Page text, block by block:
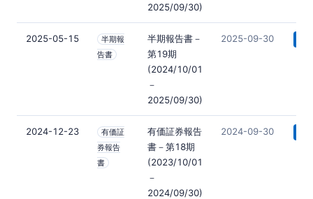
2025/09/30)
2025-05-15
半期報
告書
半期報告書－
第19期
(2024/10/01
－
2025/09/30)
2025-09-30
2024-12-23
有価証
券報告
書
有価証券報告
書－第18期
(2023/10/01
－
2024/09/30)
2024-09-30